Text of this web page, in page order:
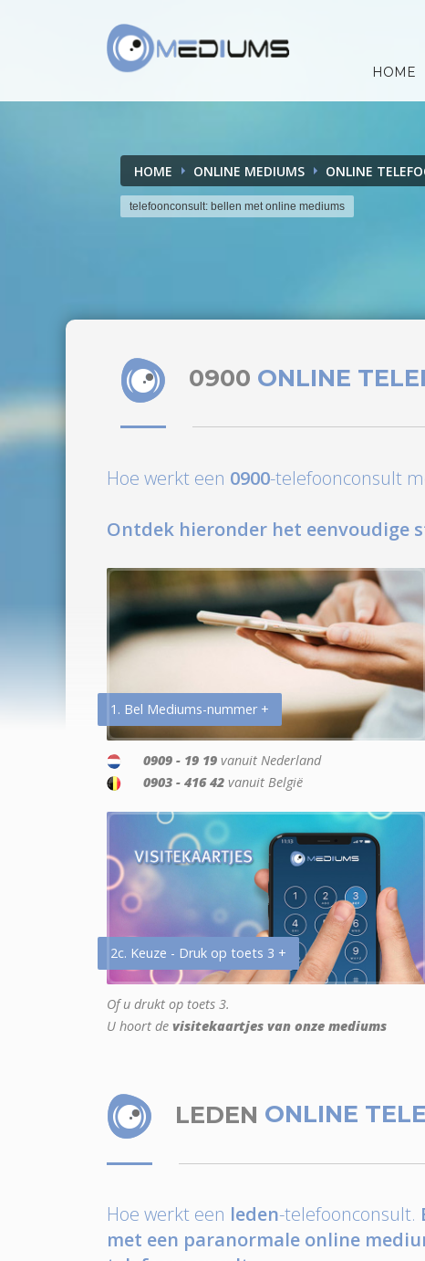
HOME
HOME ONLINE MEDIUMS ONLINE
telefoonconsult: bellen met online mediums
0900 ONLINE
Hoe werkt een 0900-telefoonconsult
Ontdek hieronder het eenvoudige
1. Bel Mediums-nummer +
0909 - 19 19 vanuit Nederland
0903 - 416 42 vanuit België
2c. Keuze - Druk op toets 3 +
Of u drukt op toets 3.
U hoort de visitekaartjes van onze mediums
LEDEN ONLINE
Hoe werkt een leden-telefoonconsult.
met een paranormale online